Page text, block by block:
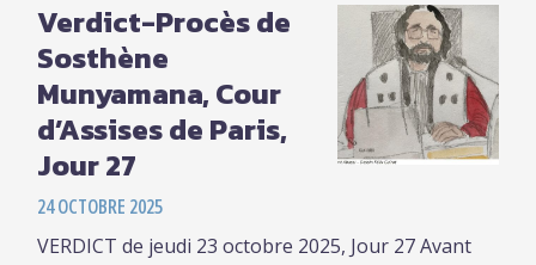
Verdict-Procès de
Sosthène
Munyamana, Cour
d’Assises de Paris,
Jour 27
24 OCTOBRE 2025
VERDICT de jeudi 23 octobre 2025, Jour 27 Avant